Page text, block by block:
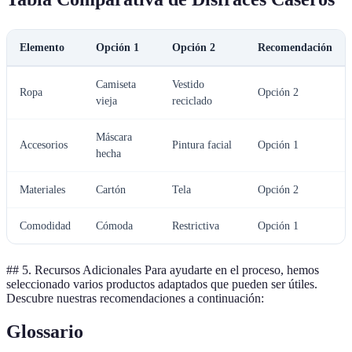
Elemento Opción 1 Opción 2 Recomendación
Ropa
Camiseta
vieja
Vestido
reciclado
Opción 2
Accesorios
Máscara
hecha
Pintura facial Opción 1
Materiales Cartón Tela Opción 2
Comodidad Cómoda Restrictiva Opción 1
## 5. Recursos Adicionales Para ayudarte en el proceso, hemos
seleccionado varios productos adaptados que pueden ser útiles.
Descubre nuestras recomendaciones a continuación:
Glossario